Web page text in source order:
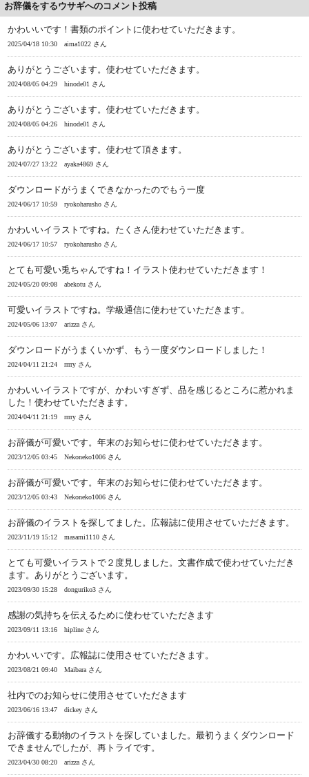
お辞儀をするウサギへのコメント投稿
かわいいです！書類のポイントに使わせていただきます。
2025/04/18 10:30 aima1022 さん
ありがとうございます。使わせていただきます。
2024/08/05 04:29 hinode01 さん
ありがとうございます。使わせていただきます。
2024/08/05 04:26 hinode01 さん
ありがとうございます。使わせて頂きます。
2024/07/27 13:22 ayaka4869 さん
ダウンロードがうまくできなかったのでもう一度
2024/06/17 10:59 ryokoharusho さん
かわいいイラストですね。たくさん使わせていただきます。
2024/06/17 10:57 ryokoharusho さん
とても可愛い兎ちゃんですね！イラスト使わせていただきます！
2024/05/20 09:08 abekotu さん
可愛いイラストですね。学級通信に使わせていただきます。
2024/05/06 13:07 arizza さん
ダウンロードがうまくいかず、もう一度ダウンロードしました！
2024/04/11 21:24 rrrry さん
かわいいイラストですが、かわいすぎず、品を感じるところに惹かれま
した！使わせていただきます。
2024/04/11 21:19 rrrry さん
お辞儀が可愛いです。年末のお知らせに使わせていただきます。
2023/12/05 03:45 Nekoneko1006 さん
お辞儀が可愛いです。年末のお知らせに使わせていただきます。
2023/12/05 03:43 Nekoneko1006 さん
お辞儀のイラストを探してました。広報誌に使用させていただきます。
2023/11/19 15:12 masami1110 さん
とても可愛いイラストで２度見しました。文書作成で使わせていただき
ます。ありがとうございます。
2023/09/30 15:28 donguriko3 さん
感謝の気持ちを伝えるために使わせていただきます
2023/09/11 13:16 hipline さん
かわいいです。広報誌に使用させていただきます。
2023/08/21 09:40 Maibara さん
社内でのお知らせに使用させていただきます
2023/06/16 13:47 dickey さん
お辞儀する動物のイラストを探していました。最初うまくダウンロード
できませんでしたが、再トライです。
2023/04/30 08:20 arizza さん